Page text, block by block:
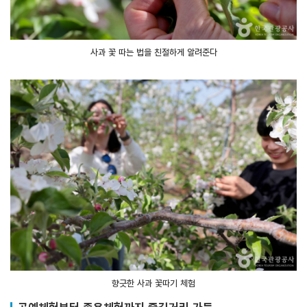
사과 꽃 따는 법을 친절하게 알려준다
향긋한 사과 꽃따기 체험